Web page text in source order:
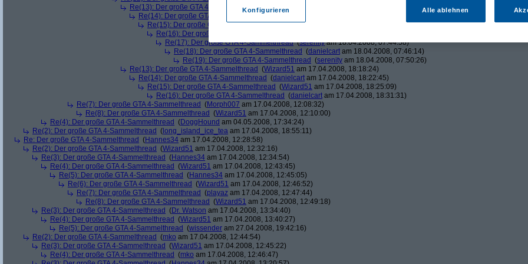
Re(13): Der große GTA 4-Sammelthread(serenity
Re(14): Der große GTA 4-Sammelthread
Re(15): Der große GTA 4-Sammelthread(serenity
Re(16): Der große GTA 4-Sammelthread
Re(17): Der große GTA 4-Sammelthread(serenityam 18.04.2008, 07:44:58)
Re(18): Der große GTA 4-Sammelthread (danielcart am 18.04.2008, 07:46:14)
Re(19): Der große GTA 4-Sammelthread (serenity am 18.04.2008, 07:50:26)
Re(13): Der große GTA 4-Sammelthread (Wizard51 am 17.04.2008, 18:18:24)
Re(14): Der große GTA 4-Sammelthread (danielcart am 17.04.2008, 18:22:45)
Re(15): Der große GTA 4-Sammelthread (Wizard51 am 17.04.2008, 18:25:09)
Re(16): Der große GTA 4-Sammelthread (danielcart am 17.04.2008, 18:31:31)
Re(7): Der große GTA 4-Sammelthread (Morph007 am 17.04.2008, 12:08:32)
Re(8): Der große GTA 4-Sammelthread (Wizard51 am 17.04.2008, 12:10:00)
Re(4): Der große GTA 4-Sammelthread (DoggHound am 04.05.2008, 17:34:24)
Re(2): Der große GTA 4-Sammelthread ( long_island_ice_tea am 17.04.2008, 18:55:11)
Re: Der große GTA 4-Sammelthread (Hannes34 am 17.04.2008, 12:28:58)
Re(2): Der große GTA 4-Sammelthread (Wizard51 am 17.04.2008, 12:32:16)
Re(3): Der große GTA 4-Sammelthread (Hannes34 am 17.04.2008, 12:34:54)
Re(4): Der große GTA 4-Sammelthread (Wizard51 am 17.04.2008, 12:43:45)
Re(5): Der große GTA 4-Sammelthread (Hannes34 am 17.04.2008, 12:45:05)
Re(6): Der große GTA 4-Sammelthread (Wizard51 am 17.04.2008, 12:46:52)
Re(7): Der große GTA 4-Sammelthread (playaz am 17.04.2008, 12:47:44)
Re(8): Der große GTA 4-Sammelthread (Wizard51 am 17.04.2008, 12:49:18)
Re(3): Der große GTA 4-Sammelthread (Dr. Watson am 17.04.2008, 13:34:40)
Re(4): Der große GTA 4-Sammelthread (Wizard51 am 17.04.2008, 13:40:27)
Re(5): Der große GTA 4-Sammelthread (wissender am 27.04.2008, 19:42:16)
Re(2): Der große GTA 4-Sammelthread (mko am 17.04.2008, 12:44:54)
Re(3): Der große GTA 4-Sammelthread (Wizard51 am 17.04.2008, 12:45:22)
Re(4): Der große GTA 4-Sammelthread (mko am 17.04.2008, 12:46:47)
Konfigurieren Alle ablehnen